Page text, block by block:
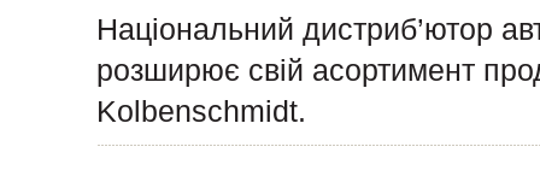
Національний дистриб’ютор
розширює свій асортимент
Kolbenschmidt.